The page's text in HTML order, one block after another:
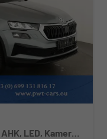
Selection 1.5 TSI DSG Selection, AHK, LED, Kamera, Winter, Ladeboden, 4 J.-Garantie